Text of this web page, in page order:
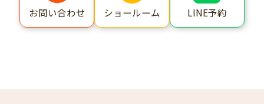
お問い合わせ ショールーム LINE予約